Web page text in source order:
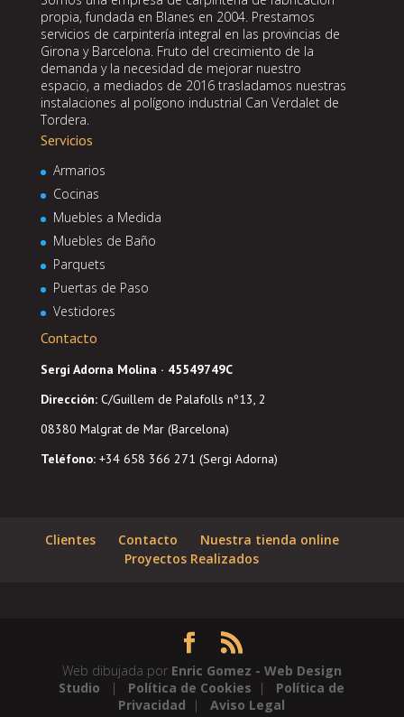
propia, fundada en Blanes en 2004. Prestamos
servicios de carpintería integral en las provincias de
Girona y Barcelona. Fruto del crecimiento de la
demanda y la necesidad de mejorar nuestro
espacio, a mediados de 2016 trasladamos nuestras
instalaciones al polígono industrial Can Verdalet de
Tordera.
Servicios
Armarios
Cocinas
Muebles a Medida
Muebles de Baño
Parquets
Puertas de Paso
Vestidores
Contacto
Sergi Adorna Molina · 45549749C
Dirección: C/Guillem de Palafolls nº13, 2
08380 Malgrat de Mar (Barcelona)
Teléfono: +34 658 366 271 (Sergi Adorna)
Clientes Contacto
Nuestra tienda online
Proyectos Realizados
Web dibujada por Enric Gomez - Web Design
Studio | Política de Cookies | Política de
Privacidad |Aviso Legal